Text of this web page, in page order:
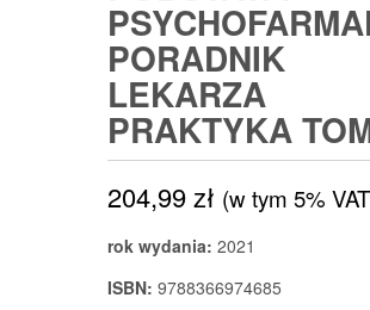
PORADNIK
LEKARZA
PRAKTYKA
204,99zł (w tym 5%
rok wydania: 2021
ISBN: 9788366974685